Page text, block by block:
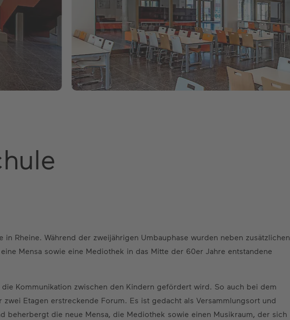
Rheine. Während der zweijährigen Umbauphase wurden neben zusätzlichen
Mensa sowie eine Mediothek in das Mitte der 60er Jahre entstandene
Kommunikation zwischen den Kindern gefördert wird. So auch bei dem
Etagen erstreckende Forum. Es ist gedacht als Versammlungsort und
beherbergt die neue Mensa, die Mediothek sowie einen Musikraum, der sich